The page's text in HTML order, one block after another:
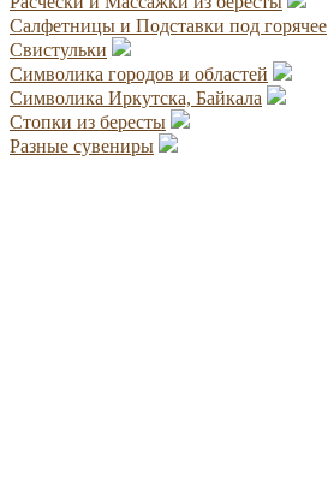
Салфетницы и Подставки под горячее
Свистульки
Символика городов и областей
Символика Иркутска, Байкала
Стопки из бересты
Разные сувениры